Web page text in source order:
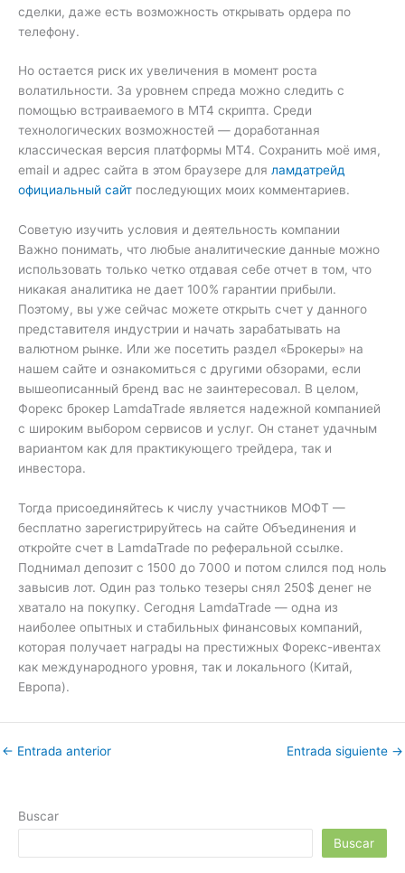
сделки, даже есть возможность открывать ордера по
телефону.
Но остается риск их увеличения в момент роста
волатильности. За уровнем спреда можно следить с
помощью встраиваемого в МТ4 скрипта. Среди
технологических возможностей — доработанная
классическая версия платформы МТ4. Сохранить моё имя,
email и адрес сайта в этом браузере для ламдатрейд
официальный сайт последующих моих комментариев.
Советую изучить условия и деятельность компании
Важно понимать, что любые аналитические данные можно
использовать только четко отдавая себе отчет в том, что
никакая аналитика не дает 100% гарантии прибыли.
Поэтому, вы уже сейчас можете открыть счет у данного
представителя индустрии и начать зарабатывать на
валютном рынке. Или же посетить раздел «Брокеры» на
нашем сайте и ознакомиться с другими обзорами, если
вышеописанный бренд вас не заинтересовал. В целом,
Форекс брокер LamdaTrade является надежной компанией
с широким выбором сервисов и услуг. Он станет удачным
вариантом как для практикующего трейдера, так и
инвестора.
Тогда присоединяйтесь к числу участников МОФТ —
бесплатно зарегистрируйтесь на сайте Объединения и
откройте счет в LamdaTrade по реферальной ссылке.
Поднимал депозит с 1500 до 7000 и потом слился под ноль
завысив лот. Один раз только тезеры снял 250$ денег не
хватало на покупку. Сегодня LamdaTrade — одна из
наиболее опытных и стабильных финансовых компаний,
которая получает награды на престижных Форекс-ивентах
как международного уровня, так и локального (Китай,
Европа).
← Entrada anterior Entrada siguiente →
Buscar
Buscar